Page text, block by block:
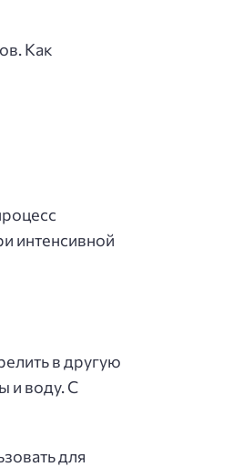
Как
интенсивной
в другую
и воду. С
для